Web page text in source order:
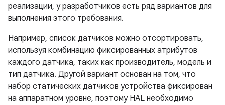
реализации, у разработчиков есть ряд вариантов для
выполнения этого требования.
Например, список датчиков можно отсортировать,
используя комбинацию фиксированных атрибутов
каждого датчика, таких как производитель, модель и
тип датчика. Другой вариант основан на том, что
набор статических датчиков устройства фиксирован
на аппаратном уровне, поэтому HAL необходимо